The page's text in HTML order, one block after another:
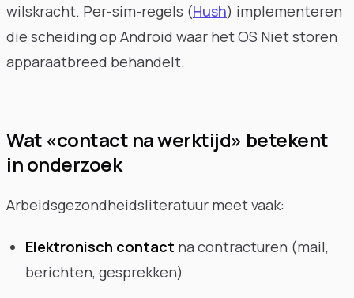
wilskracht. Per-sim-regels (Hush) implementeren
die scheiding op Android waar het OS Niet storen
apparaatbreed behandelt.
Wat «contact na werktijd» betekent
in onderzoek
Arbeidsgezondheidsliteratuur meet vaak:
Elektronisch contact na contracturen (mail,
berichten, gesprekken)